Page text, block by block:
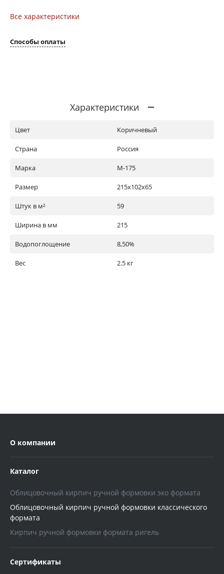
Все характеристики
Способы оплаты
Характеристики
Цвет Коричневый
Страна Россия
Марка М-175
Размер 215х102х65
Штук в м² 59
Ширина в мм 215
Водопоглощение 8,50%
Вес 2.5 кг
О компании
Каталог
Облицовочный кирпич ручной формовки эко формата
Облицовочный кирпич ручной формовки классического
формата
Кирпич ручной формовки формата ригель
Сертификаты